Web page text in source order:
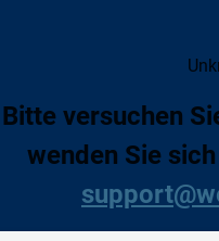
Bitte versuchen
wenden Sie